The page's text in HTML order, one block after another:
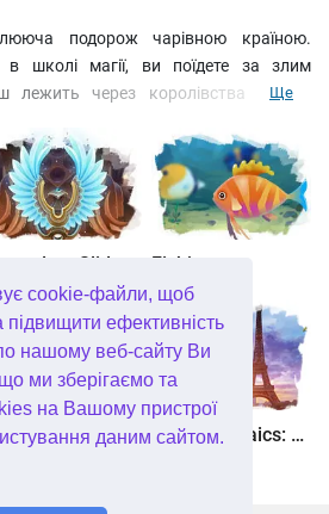
cookie-файли, щоб
ефективність
по нашому веб-сайту Ви
ми зберігаємо та
на Вашому пристрої
даним сайтом.
подорож чарівною країною.
школі магії, ви поїдете за злим
через королівства людей,
подолайте всі магічні пастки. На
можна придбати амулети та додаткові
приєдналися до вас у дорозі,
із найскладнішими рівнями.
Ще
Slide Fishjong
Пас'янс Білосніжка. Зачароване королівство Travel Mosaics: A Paris Tour